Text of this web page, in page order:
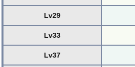
Lv29
Lv33
Lv37